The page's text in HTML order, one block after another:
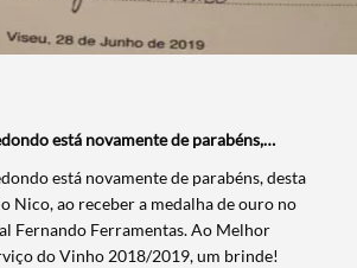
está novamente de parabéns,…
está novamente de parabéns, desta
Nico, ao receber a medalha de ouro no
Fernando Ferramentas. Ao Melhor
do Vinho 2018/2019, um brinde!